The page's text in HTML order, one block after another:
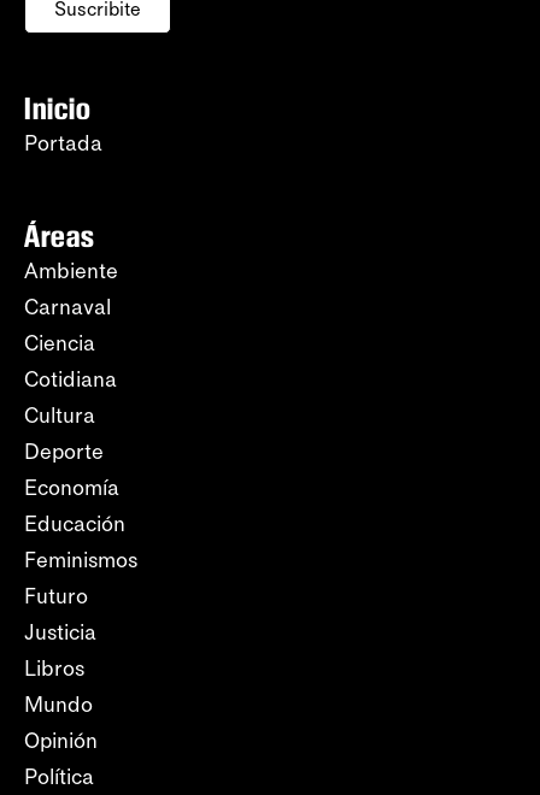
Suscribite
Inicio
Portada
Áreas
Ambiente
Carnaval
Ciencia
Cotidiana
Cultura
Deporte
Economía
Educación
Feminismos
Futuro
Justicia
Libros
Mundo
Opinión
Política